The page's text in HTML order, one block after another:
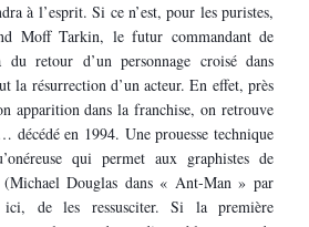
à l’esprit. Si ce n’est, pour les puristes,
Moff Tarkin, le futur commandant de
retour d’un personnage croisé dans
la résurrection d’un acteur. En effet, près
apparition dans la franchise, on retrouve
décédé en 1994. Une prouesse technique
qui permet aux graphistes de
(Michael Douglas dans « Ant-Man » par
ici, de les ressusciter. Si la première